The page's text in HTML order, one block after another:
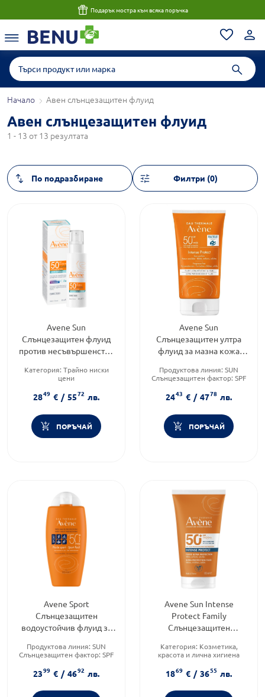
Подарък мостра към всяка поръчка
Начало Авен слънцезащитен флуид
Авен слънцезащитен флуид
1 - 13 от 13 резултата
Филтри (0)
Avene Sun
Слънцезащитен флуид
против несъвършенства
Категория: Трайно ниски
цени
Форма на продукта:флуид
2849 € / 5572 лв.
ПОРЪЧАЙ
Avene Sun
Слънцезащитен ултра
флуид за мазна кожа
Продуктова линия: SUN
Слънцезащитен фактор: SPF
Тип козметика:
Дермокозметика
2443 € / 4778 лв.
ПОРЪЧАЙ
Avene Sport
Слънцезащитен
водоустойчив флуид за
100мл
Продуктова линия: SUN
Слънцезащитен фактор: SPF
Тип козметика:
Дермокозметика
2399 € / 4692 лв.
Avene Sun Intense
Protect Family
Слънцезащитен
SPF50+ 150мл
Категория: Козметика,
красота и лична хигиена
Форма на продукта:флуид
1869 € / 3655 лв.